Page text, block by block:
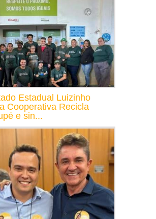
Estadual Luizinho
Cooperativa Recicla
e sin...